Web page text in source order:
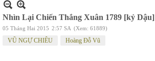
Nhìn Lại Chiến Thắng Xuân 1789 [kỷ Dậu]
05 Tháng Hai 2015 2:57 SA (Xem: 61889)
VŨ NGỰ CHIÊU Hoàng Đỗ Vũ